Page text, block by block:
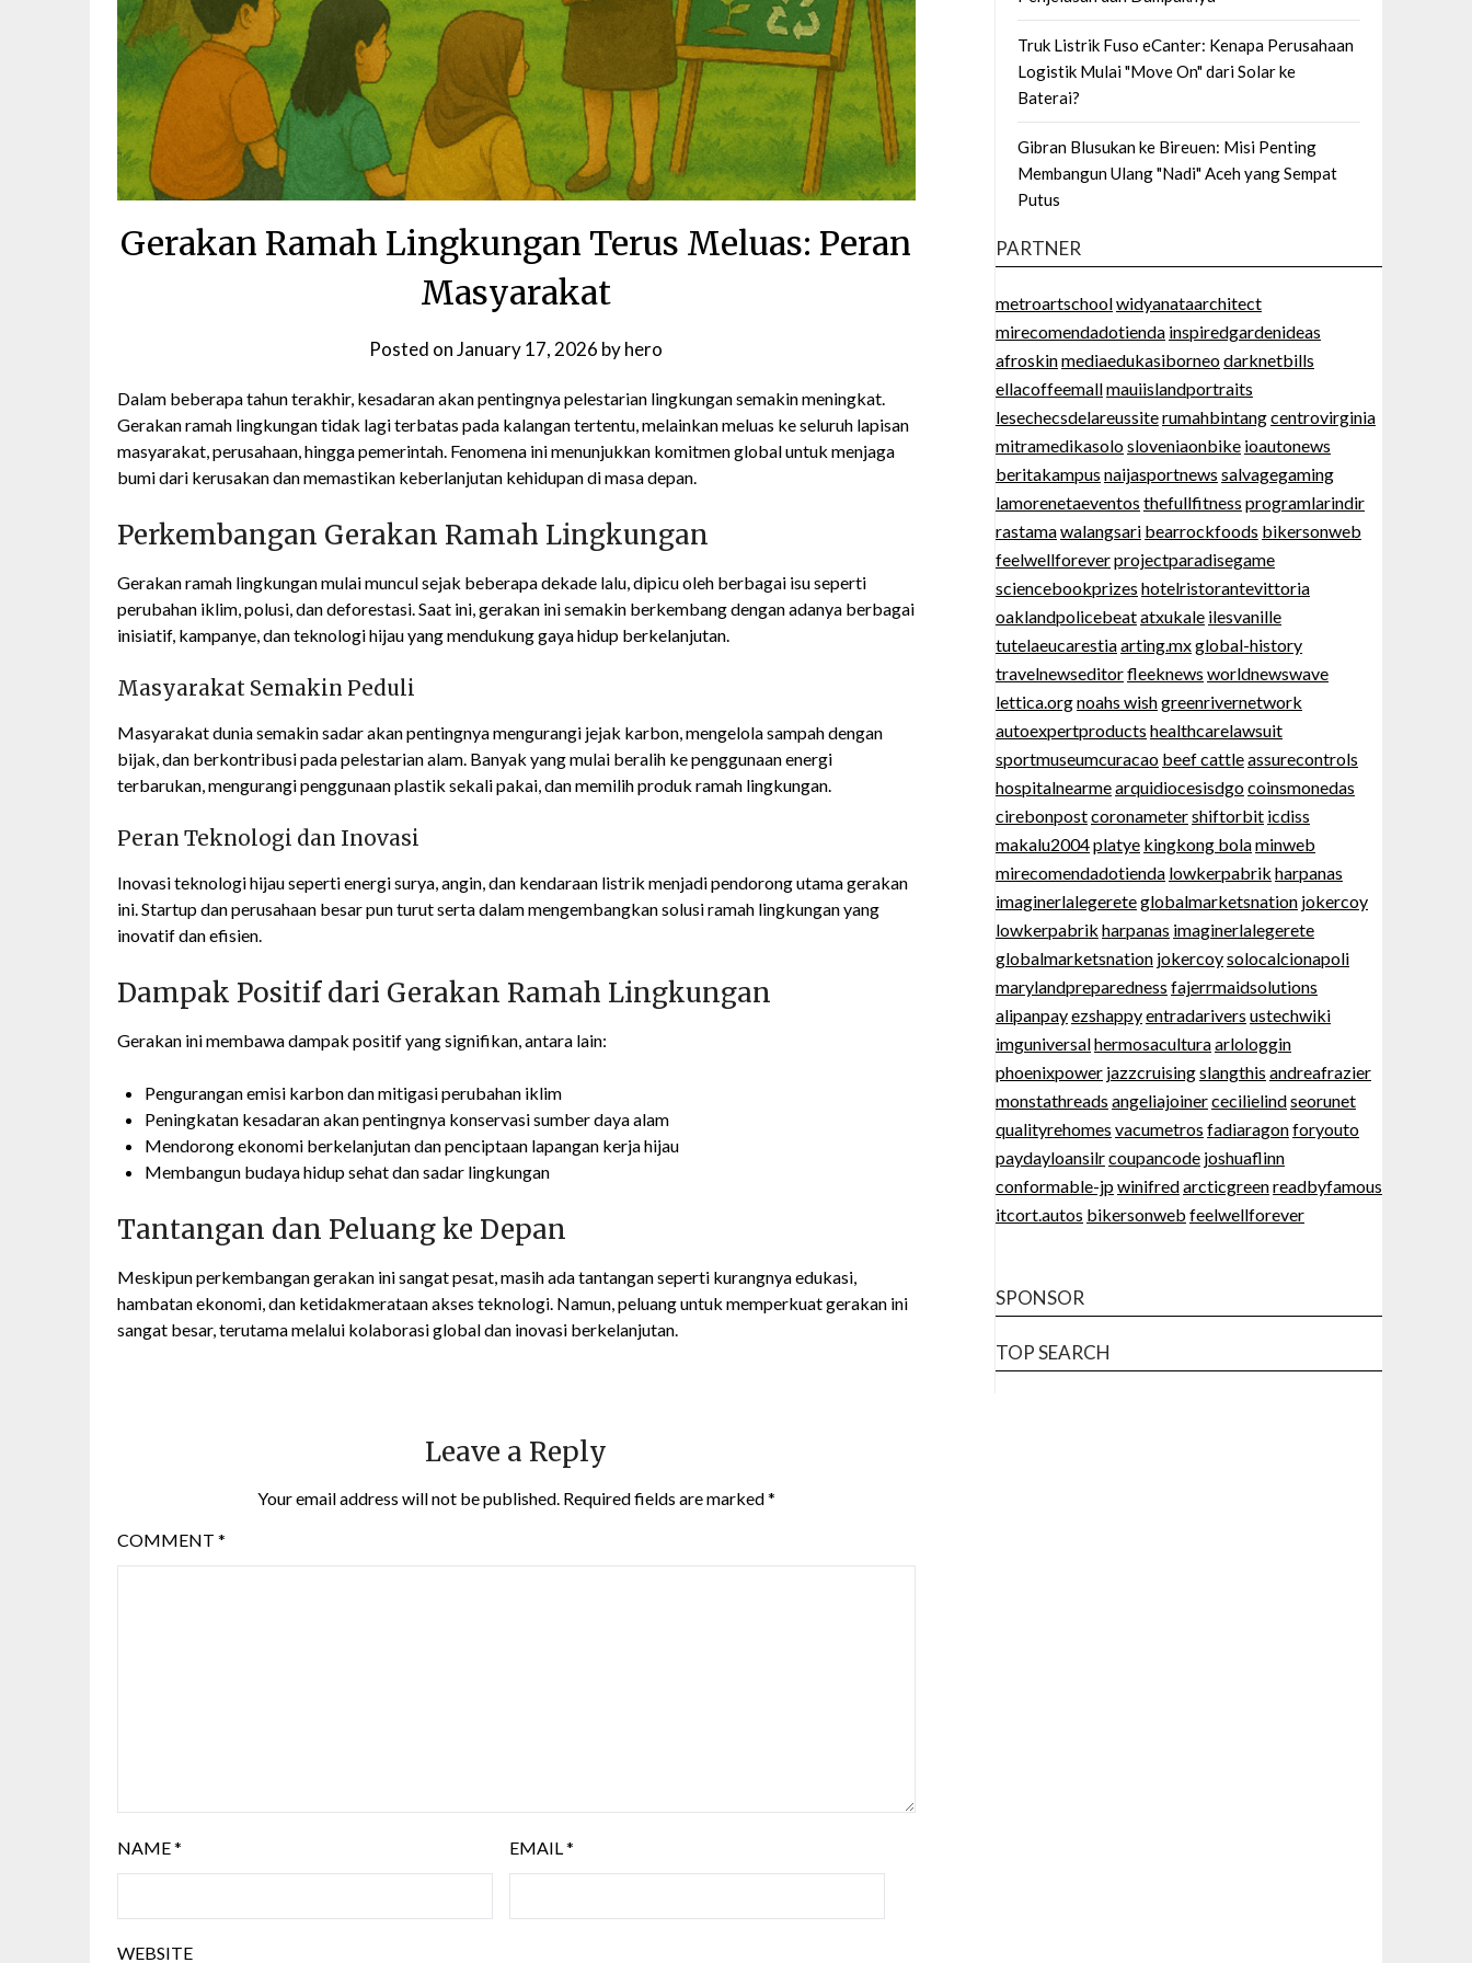
Gerakan Ramah Lingkungan Terus Meluas: Peran
Masyarakat
Posted onJanuary 17, 2026 byhero
Dalam beberapa tahun terakhir, kesadaran akan pentingnya pelestarian lingkungan semakin meningkat.
Gerakan ramah lingkungan tidak lagi terbatas pada kalangan tertentu, melainkan meluas ke seluruh lapisan
masyarakat, perusahaan, hingga pemerintah. Fenomena ini menunjukkan komitmen global untuk menjaga
bumi dari kerusakan dan memastikan keberlanjutan kehidupan di masa depan.
Perkembangan Gerakan Ramah Lingkungan
Gerakan ramah lingkungan mulai muncul sejak beberapa dekade lalu, dipicu oleh berbagai isu seperti
perubahan iklim, polusi, dan deforestasi. Saat ini, gerakan ini semakin berkembang dengan adanya berbagai
inisiatif, kampanye, dan teknologi hijau yang mendukung gaya hidup berkelanjutan.
Masyarakat Semakin Peduli
Masyarakat dunia semakin sadar akan pentingnya mengurangi jejak karbon, mengelola sampah dengan
bijak, dan berkontribusi pada pelestarian alam. Banyak yang mulai beralih ke penggunaan energi
terbarukan, mengurangi penggunaan plastik sekali pakai, dan memilih produk ramah lingkungan.
Peran Teknologi dan Inovasi
Inovasi teknologi hijau seperti energi surya, angin, dan kendaraan listrik menjadi pendorong utama gerakan
ini. Startup dan perusahaan besar pun turut serta dalam mengembangkan solusi ramah lingkungan yang
inovatif dan efisien.
Dampak Positif dari Gerakan Ramah Lingkungan
Gerakan ini membawa dampak positif yang signifikan, antara lain:
Pengurangan emisi karbon dan mitigasi perubahan iklim
Peningkatan kesadaran akan pentingnya konservasi sumber daya alam
Mendorong ekonomi berkelanjutan dan penciptaan lapangan kerja hijau
Membangun budaya hidup sehat dan sadar lingkungan
Tantangan dan Peluang ke Depan
Meskipun perkembangan gerakan ini sangat pesat, masih ada tantangan seperti kurangnya edukasi,
hambatan ekonomi, dan ketidakmerataan akses teknologi. Namun, peluang untuk memperkuat gerakan ini
sangat besar, terutama melalui kolaborasi global dan inovasi berkelanjutan.
Leave a Reply
Your email address will not be published. Required fields are marked*
COMMENT *
NAME* EMAIL*
WEBSITE
Truk Listrik Fuso eCanter: Kenapa Perusahaan
Logistik Mulai "Move On" dari Solar ke
Baterai?
Gibran Blusukan ke Bireuen: Misi Penting
Membangun Ulang "Nadi" Aceh yang Sempat
Putus
PARTNER
metroartschoolwidyanataarchitect
mirecomendadotienda inspiredgardenideas
afroskinmediaedukasiborneodarknetbills
ellacoffeemallmauiislandportraits
lesechecsdelareussiterumahbintangcentrovirginia
mitramedikasolosloveniaonbike ioautonews
beritakampus naijasportnews salvagegaming
lamorenetaeventos thefullfitness programlarindir
rastamawalangsari bearrockfoods bikersonweb
feelwellforeverprojectparadisegame
sciencebookprizes hotelristorantevittoria
oaklandpolicebeatatxukale ilesvanille
tutelaeucarestiaarting.mxglobal-history
travelnewseditorfleeknews worldnewswave
lettica.orgnoahs wishgreenrivernetwork
autoexpertproducts healthcarelawsuit
sportmuseumcuracao beef cattleassurecontrols
hospitalnearmearquidiocesisdgocoinsmonedas
cirebonpostcoronametershiftorbit icdiss
makalu2004platye kingkong bolaminweb
mirecomendadotienda lowkerpabrik harpanas
imaginerlalegereteglobalmarketsnation jokercoy
lowkerpabrik harpanas imaginerlalegerete
globalmarketsnation jokercoysolocalcionapoli
marylandpreparedness fajerrmaidsolutions
alipanpayezshappyentradarivers ustechwiki
imguniversalhermosaculturaarlologgin
phoenixpower jazzcruisingslangthis andreafrazier
monstathreads angeliajoinercecilielindseorunet
qualityrehomes vacumetros fadiaragonforyouto
paydayloansilrcoupancode joshuaflinn
conformable-jpwinifredarcticgreenreadbyfamous
itcort.autos bikersonweb feelwellforever
SPONSOR
TOP SEARCH